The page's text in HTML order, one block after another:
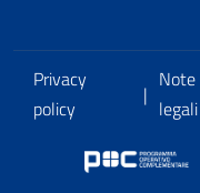
Privacy
policy
|
Note
legali